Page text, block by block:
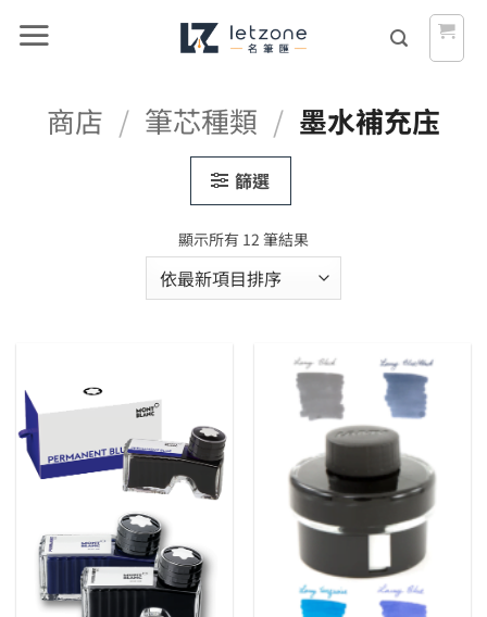
商店 / 筆芯種類 / 墨水補充庒
篩選
顯示所有 12 筆結果
最
新
排